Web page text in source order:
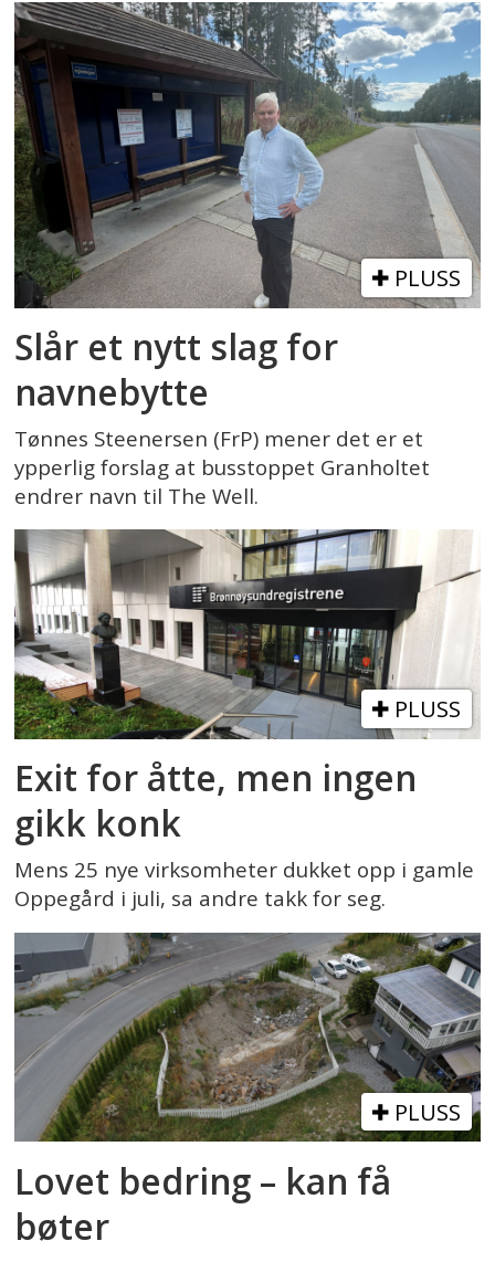
PLUSS
Slår et nytt slag for
navnebytte
Tønnes Steenersen (FrP) mener det er et
ypperlig forslag at busstoppet Granholtet
endrer navn til The Well.
PLUSS
Exit for åtte, men ingen
gikk konk
Mens 25 nye virksomheter dukket opp i gamle
Oppegård i juli, sa andre takk for seg.
PLUSS
Lovet bedring – kan få
bøter